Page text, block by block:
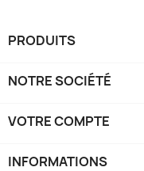
PRODUITS
NOTRE SOCIÉTÉ
VOTRE COMPTE
INFORMATIONS